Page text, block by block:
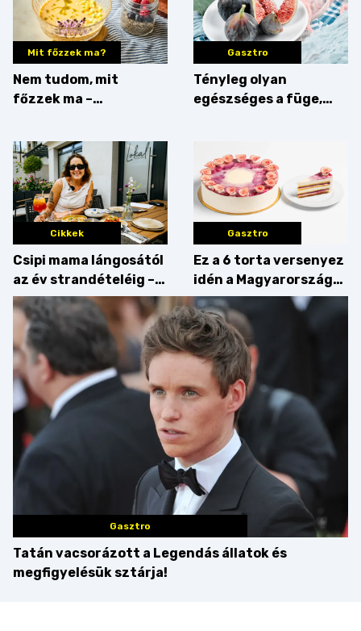
Mit főzzek ma?
Nem tudom, mit
főzzek ma –
Gasztro
Tényleg olyan
egészséges a füge,
Cikkek
Csipi mama lángosától
az év strandételéig –
idén is felzabáltuk a
Balaton déli partját
Gasztro
Ez a 6 torta versenyez
idén a Magyarország
tortája címért
Gasztro
Tatán vacsorázott a Legendás állatok és
megfigyelésük sztárja!